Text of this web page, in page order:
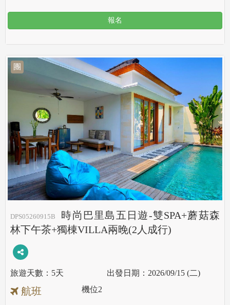
報名
團
DPS05260915B
時尚巴里島五日遊-雙SPA+蘑菇森
林下午茶+獨棟VILLA兩晚(2人成行)
5天 2026/09/15 (二)
航班 機位2